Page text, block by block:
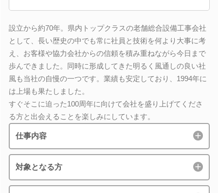
設立から約70年。県内トップクラスの老舗総合設備工事会社
として、長い歴史の中でも常に社員と技術を何より大事に考
え、お客様や協力会社からの信頼を積み重ねながら今日まで
歩んできました。同時に形成してきた明るく風通しの良い社
風も当社の自慢の一つです。業績も安定しており、1994年に
は上場も果たしました。
すぐそこに迫った100周年に向けて会社を盛り上げてくださ
る方と出会えることを楽しみにしています。
仕事内容
対象となる方